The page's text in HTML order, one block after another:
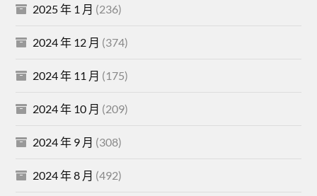
2025 年 1 月 (236)
2024 年 12 月 (374)
2024 年 11 月 (175)
2024 年 10 月 (209)
2024 年 9 月 (308)
2024 年 8 月 (492)